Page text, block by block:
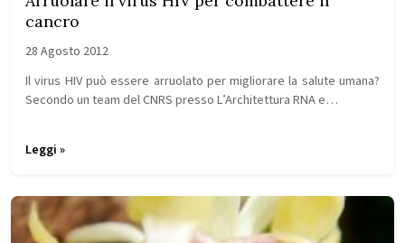
cancro
28 Agosto 2012
Il virus HIV può essere arruolato per migliorare la salute umana?
Secondo un team del CNRS presso L’Architettura RNA e…
Leggi »